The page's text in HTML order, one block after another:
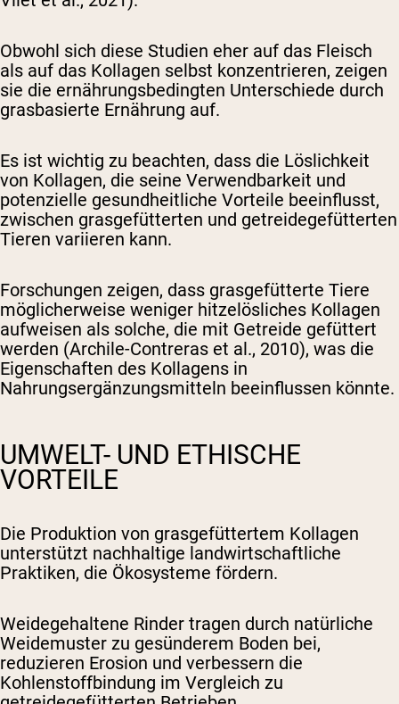
Obwohl sich diese Studien eher auf das Fleisch
als auf das Kollagen selbst konzentrieren, zeigen
sie die ernährungsbedingten Unterschiede durch
grasbasierte Ernährung auf.
Es ist wichtig zu beachten, dass die Löslichkeit
von Kollagen, die seine Verwendbarkeit und
potenzielle gesundheitliche Vorteile beeinflusst,
zwischen grasgefütterten und getreidegefütterten
Tieren variieren kann.
Forschungen zeigen, dass grasgefütterte Tiere
möglicherweise weniger hitzelösliches Kollagen
aufweisen als solche, die mit Getreide gefüttert
werden (Archile-Contreras et al., 2010), was die
Eigenschaften des Kollagens in
Nahrungsergänzungsmitteln beeinflussen könnte.
UMWELT- UND ETHISCHE
VORTEILE
Die Produktion von grasgefüttertem Kollagen
unterstützt nachhaltige landwirtschaftliche
Praktiken, die Ökosysteme fördern.
Weidegehaltene Rinder tragen durch natürliche
Weidemuster zu gesünderem Boden bei,
reduzieren Erosion und verbessern die
Kohlenstoffbindung im Vergleich zu